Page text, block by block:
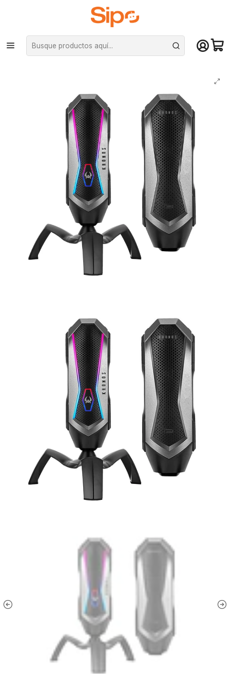
¡Compra hasta mediodía y recibe hoy! De lunes a sábado en el gran
Santiago. Envío gratis desde $29.990
Inicio Audio y música Micrófonos
Micrófono Profesional Gamer Kronos Mistral - RGB